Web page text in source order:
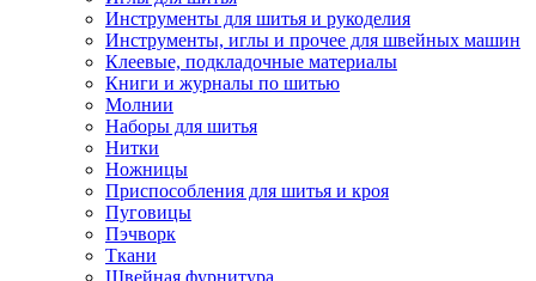
Инструменты для шитья и рукоделия
Инструменты, иглы и прочее для швейных машин
Клеевые, подкладочные материалы
Книги и журналы по шитью
Молнии
Наборы для шитья
Нитки
Ножницы
Приспособления для шитья и кроя
Пуговицы
Пэчворк
Ткани
Швейная фурнитура